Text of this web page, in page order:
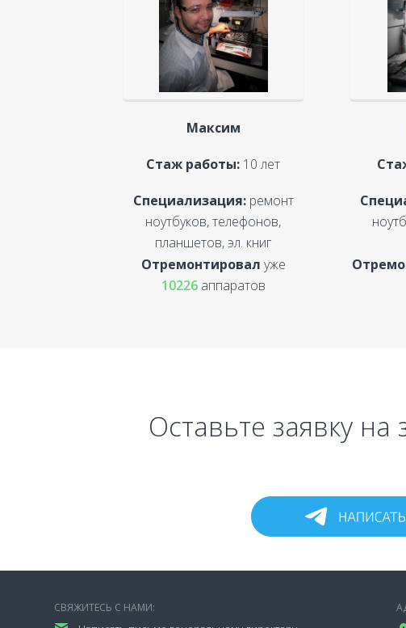
Максим
Стаж работы: 10 лет
Специализация:ремонт
ноутбуков, телефонов,
планшетов, эл. книг
Отремонтировал уже
10226аппаратов
Оставьте заявку на
СВЯЖИТЕСЬ С НАМИ: